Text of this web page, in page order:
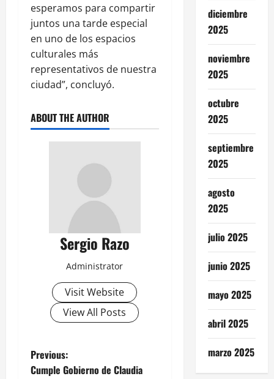
esperamos para compartir
juntos una tarde especial
en uno de los espacios
culturales más
representativos de nuestra
ciudad”, concluyó.
ABOUT THE AUTHOR
Sergio Razo
Administrator
Visit Website
View All Posts
P
Previous:
Cumple Gobierno de Claudia
diciembre
2025
noviembre
2025
octubre
2025
septiembre
2025
agosto
2025
julio 2025
junio 2025
mayo 2025
abril 2025
marzo 2025